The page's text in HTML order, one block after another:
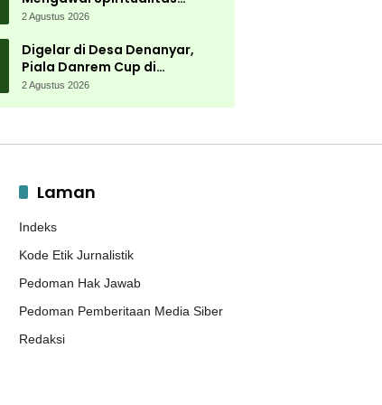
Muktamar NU
2 Agustus 2026
Digelar di Desa Denanyar,
Piala Danrem Cup di
Jombang Fokus Cetak Bibit
2 Agustus 2026
Laman
Indeks
Kode Etik Jurnalistik
Pedoman Hak Jawab
Pedoman Pemberitaan Media Siber
Redaksi